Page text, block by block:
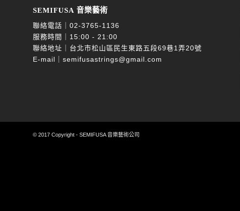
SEMIFUSA 音樂藝術
聯絡電話｜ 02-3765-1136
服務時間｜15:00 - 21:00
聯絡地址｜台北市松山區民生東路五段69巷1弄20號
E-mail｜ semifusastrings@gmail.com
© 2017 Copyright - SEMIFUSA 音樂藝術公司